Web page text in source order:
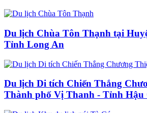
Du lịch Chùa Tôn Thạnh tại
Tỉnh Long An
Du lịch Di tích Chiến Thắng
Thành phố Vị Thanh - Tỉnh Hậu